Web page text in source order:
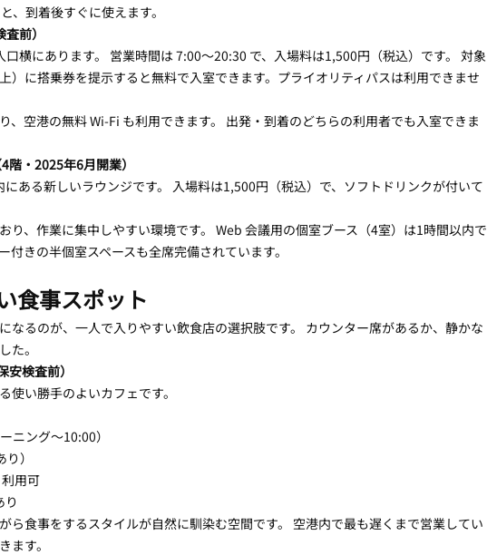
、到着後すぐに使えます。
前）
口横にあります。 営業時間は 7:00〜20:30 で、入場料は1,500円（税込）です。 対象
）に搭乗券を提示すると無料で入室できます。プライオリティパスは利用できませ
、空港の無料 Wi-Fi も利用できます。 出発・到着のどちらの利用者でも入室できま
・2025年6月開業）
ある新しいラウンジです。 入場料は1,500円（税込）で、ソフトドリンクが付いて
り、作業に集中しやすい環境です。 Web 会議用の個室ブース（4室）は1時間以内で
付きの半個室スペースも全席完備されています。
食事スポット
なるのが、一人で入りやすい飲食店の選択肢です。 カウンター席があるか、静かな
た。
検査前）
使い勝手のよいカフェです。
ニング〜10:00）
）
利用可
り
ら食事をするスタイルが自然に馴染む空間です。 空港内で最も遅くまで営業してい
ます。